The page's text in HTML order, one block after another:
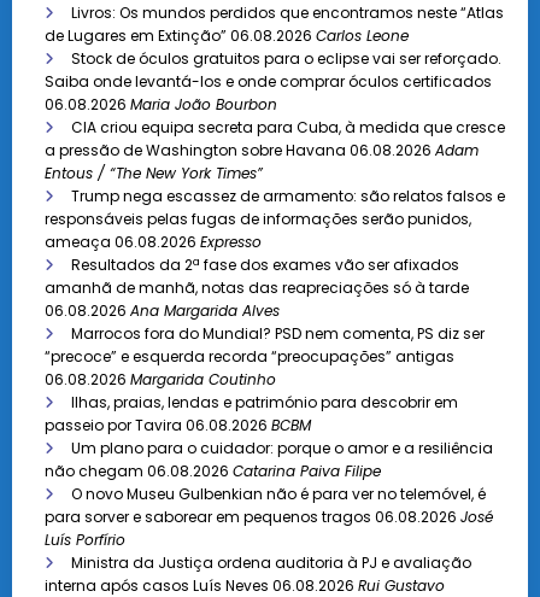
Livros: Os mundos perdidos que encontramos neste “Atlas
de Lugares em Extinção” 06.08.2026 Carlos Leone
Stock de óculos gratuitos para o eclipse vai ser reforçado.
Saiba onde levantá-los e onde comprar óculos certificados
06.08.2026 Maria João Bourbon
CIA criou equipa secreta para Cuba, à medida que cresce
a pressão de Washington sobre Havana 06.08.2026 Adam
Entous / “The New York Times”
Trump nega escassez de armamento: são relatos falsos e
responsáveis pelas fugas de informações serão punidos,
ameaça 06.08.2026 Expresso
Resultados da 2ª fase dos exames vão ser afixados
amanhã de manhã, notas das reapreciações só à tarde
06.08.2026 Ana Margarida Alves
Marrocos fora do Mundial? PSD nem comenta, PS diz ser
“precoce” e esquerda recorda “preocupações” antigas
06.08.2026 Margarida Coutinho
Ilhas, praias, lendas e património para descobrir em
passeio por Tavira 06.08.2026 BCBM
Um plano para o cuidador: porque o amor e a resiliência
não chegam 06.08.2026 Catarina Paiva Filipe
O novo Museu Gulbenkian não é para ver no telemóvel, é
para sorver e saborear em pequenos tragos 06.08.2026 José
Luís Porfírio
Ministra da Justiça ordena auditoria à PJ e avaliação
interna após casos Luís Neves 06.08.2026 Rui Gustavo